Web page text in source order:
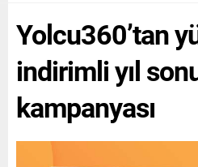
Yolcu360’tan
indirimli yıl
kampanyası